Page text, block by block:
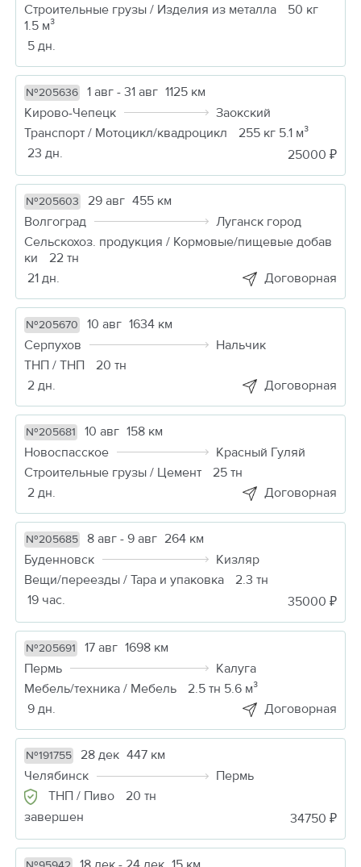
Строительные грузы / Изделия из металла
50 кг
1.5 м³
5 дн.
№205636 1 авг - 31 авг 1125 км
Кирово-Чепецк
Заокский
Транспорт / Мотоцикл/квадроцикл
255 кг 5.1 м³
23 дн.
25000 ₽
№205603 29 авг 455 км
Волгоград
Луганск город
Сельскохоз. продукция / Кормовые/пищевые добав
ки
22 тн
21 дн.
Договорная
№205670 10 авг 1634 км
Серпухов
Нальчик
ТНП / ТНП
20 тн
2 дн.
Договорная
№205681 10 авг 158 км
Новоспасское
Красный Гуляй
Строительные грузы / Цемент
25 тн
2 дн.
Договорная
№205685 8 авг - 9 авг 264 км
Буденновск
Кизляр
Вещи/переезды / Тара и упаковка
2.3 тн
19 час.
35000 ₽
№205691 17 авг 1698 км
Пермь
Калуга
Мебель/техника / Мебель
2.5 тн 5.6 м³
9 дн.
Договорная
№191755 28 дек 447 км
Челябинск
Пермь
ТНП / Пиво
20 тн
завершен
34750 ₽